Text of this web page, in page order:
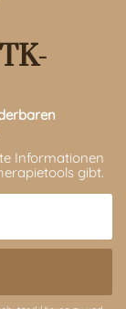
Informationen
gibt.